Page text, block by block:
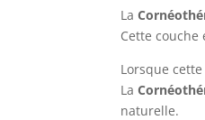
La
Cette
Lorsque
La
naturelle.